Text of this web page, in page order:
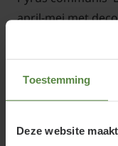
Toestemming
Deze website
april-mei met
uitgroeien tot
groengele peer
voordeel van een
voor een kleinere
steil in